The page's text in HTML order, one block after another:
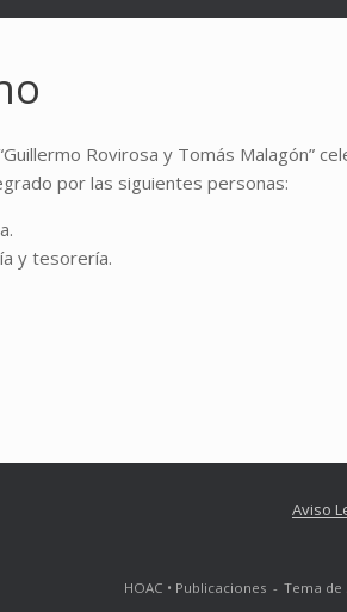
Rovirosa y Tomás Malagón”
por las siguientes personas:
y tesorería.
Aviso
HOAC • Publicaciones Tema de